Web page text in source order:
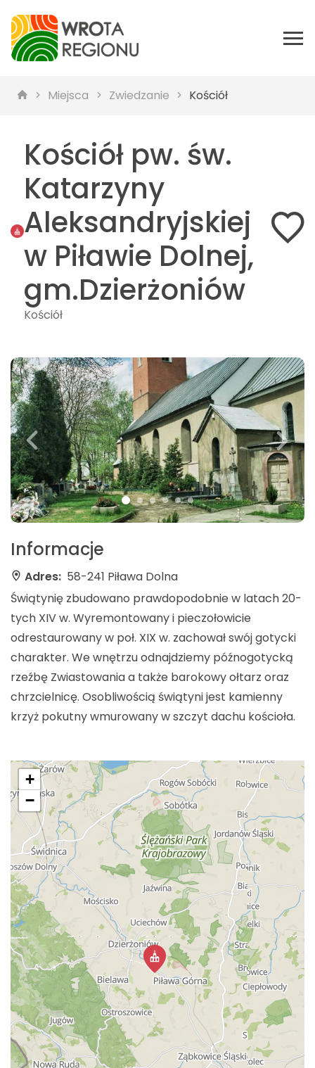
Miejsca Zwiedzanie Kościół
Kościół pw. św.
Katarzyny
Aleksandryjskiej
w Piławie Dolnej,
gm.Dzierżoniów
Kościół
Informacje
Adres: 58-241 Piława Dolna
Świątynię zbudowano prawdopodobnie w latach 20-
tych XIV w. Wyremontowany i pieczołowicie
odrestaurowany w poł. XIX w. zachował swój gotycki
charakter. We wnętrzu odnajdziemy późnogotycką
rzeźbę Zwiastowania a także barokowy ołtarz oraz
chrzcielnicę. Osobliwością świątyni jest kamienny
krzyż pokutny wmurowany w szczyt dachu kościoła.
+
−